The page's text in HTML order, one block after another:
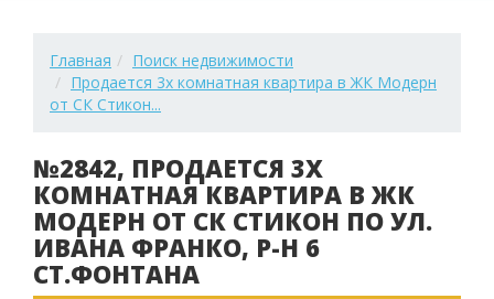
Главная
Поиск недвижимости
Продается 3х комнатная квартира в ЖК Модерн
от СК Стикон...
№2842, ПРОДАЕТСЯ 3Х
КОМНАТНАЯ КВАРТИРА В ЖК
МОДЕРН ОТ СК СТИКОН ПО УЛ.
ИВАНА ФРАНКО, Р-Н 6
СТ.ФОНТАНА